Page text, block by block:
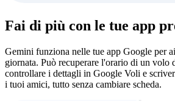
Fai di più con le tue app
Gemini funziona nelle tue app Google per
giornata. Può recuperare l'orario di un volo
controllare i dettagli in Google Voli e
i tuoi amici, tutto senza cambiare scheda.